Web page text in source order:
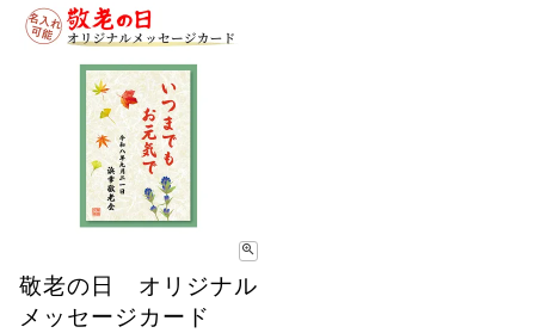
敬老の日 オリジナル
メッセージカード